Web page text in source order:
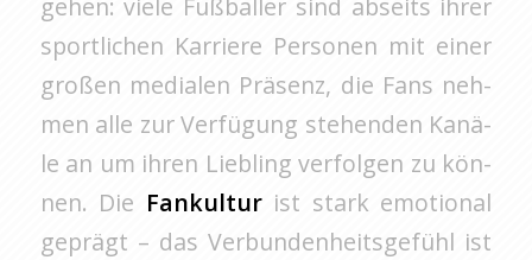
ge­hen: viele Fuß­bal­ler sind ab­seits ihrer
sport­li­chen Kar­rie­re Per­so­nen mit einer
gro­ßen me­dia­len Prä­senz, die Fans neh­
men alle zur Ver­fü­gung ste­hen­den Ka­nä­
le an um ihren Lieb­ling ver­fol­gen zu kön­
nen. Die Fan­kul­turist stark emo­tio­nal
ge­prägt – das Ver­bun­den­heits­ge­fühl ist